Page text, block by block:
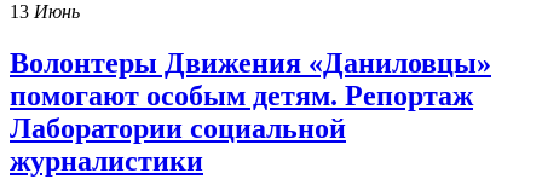
13 Июнь
Волонтеры Движения «Даниловцы»
помогают особым детям. Репортаж
Лаборатории социальной
журналистики